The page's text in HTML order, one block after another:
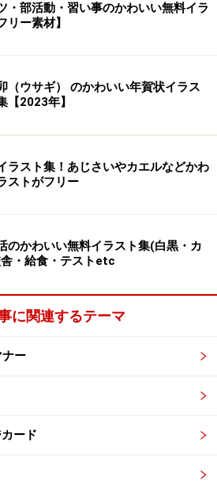
イラスト
イラスト
・部活動・習い事のかわいい無料イラ
リー素材】
（ウサギ） のかわいい年賀状イラス
【2023年】
ラスト集！あじさいやカエルなどかわ
ストがフリー
のかわいい無料イラスト集(白黒・カ
・給食・テストetc
に関連するテーマ
ー
ード